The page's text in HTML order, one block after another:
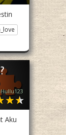
Aku